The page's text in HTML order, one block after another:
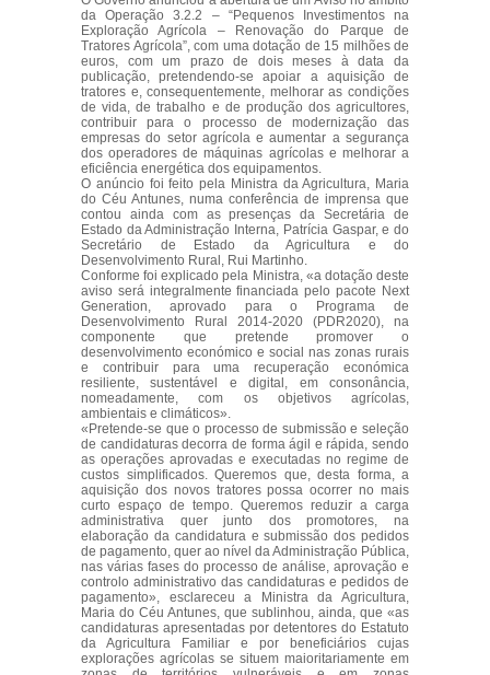
da Operação 3.2.2 – “Pequenos Investimentos na
Exploração Agrícola – Renovação do Parque de
Tratores Agrícola”, com uma dotação de 15 milhões de
euros, com um prazo de dois meses à data da
publicação, pretendendo-se apoiar a aquisição de
tratores e, consequentemente, melhorar as condições
de vida, de trabalho e de produção dos agricultores,
contribuir para o processo de modernização das
empresas do setor agrícola e aumentar a segurança
dos operadores de máquinas agrícolas e melhorar a
eficiência energética dos equipamentos.
O anúncio foi feito pela Ministra da Agricultura, Maria
do Céu Antunes, numa conferência de imprensa que
contou ainda com as presenças da Secretária de
Estado da Administração Interna, Patrícia Gaspar, e do
Secretário de Estado da Agricultura e do
Desenvolvimento Rural, Rui Martinho.
Conforme foi explicado pela Ministra, «a dotação deste
aviso será integralmente financiada pelo pacote Next
Generation, aprovado para o Programa de
Desenvolvimento Rural 2014-2020 (PDR2020), na
componente que pretende promover o
desenvolvimento económico e social nas zonas rurais
e contribuir para uma recuperação económica
resiliente, sustentável e digital, em consonância,
nomeadamente, com os objetivos agrícolas,
ambientais e climáticos».
«Pretende-se que o processo de submissão e seleção
de candidaturas decorra de forma ágil e rápida, sendo
as operações aprovadas e executadas no regime de
custos simplificados. Queremos que, desta forma, a
aquisição dos novos tratores possa ocorrer no mais
curto espaço de tempo. Queremos reduzir a carga
administrativa quer junto dos promotores, na
elaboração da candidatura e submissão dos pedidos
de pagamento, quer ao nível da Administração Pública,
nas várias fases do processo de análise, aprovação e
controlo administrativo das candidaturas e pedidos de
pagamento», esclareceu a Ministra da Agricultura,
Maria do Céu Antunes, que sublinhou, ainda, que «as
candidaturas apresentadas por detentores do Estatuto
da Agricultura Familiar e por beneficiários cujas
explorações agrícolas se situem maioritariamente em